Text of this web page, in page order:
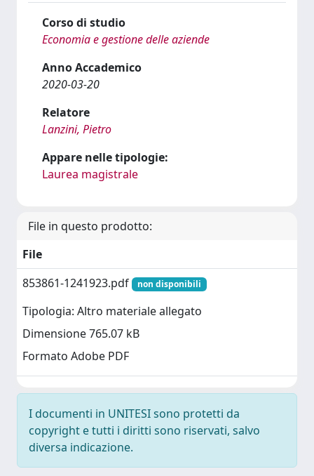
Corso di studio
Economia e gestione delle aziende
Anno Accademico
2020-03-20
Relatore
Lanzini, Pietro
Appare nelle tipologie:
Laurea magistrale
File in questo prodotto:
File
853861-1241923.pdf
non disponibili
Tipologia: Altro materiale allegato
Dimensione 765.07 kB
Formato Adobe PDF
I documenti in UNITESI sono protetti da
copyright e tutti i diritti sono riservati, salvo
diversa indicazione.